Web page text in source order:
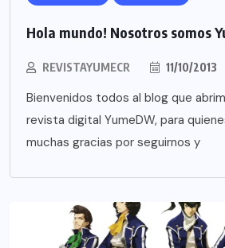
Hola mundo! Nosotros somos
REVISTAYUMECR 11/10/2013
Bienvenidos todos al blog que
revista digital YumeDW, para
muchas gracias por seguirnos y